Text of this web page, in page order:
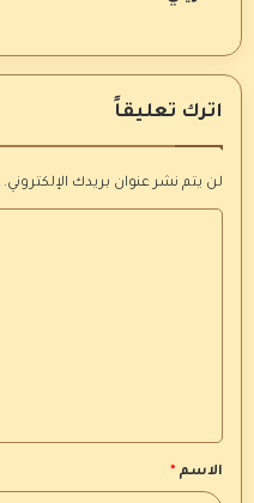
اترك تعليقاً
لن يتم نشر عنوان بريدك الإلكتروني.
ق
*الاسم *